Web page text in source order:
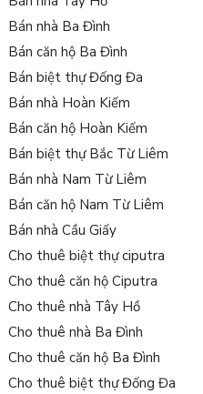
Bán nhà Ba Đình
Bán căn hộ Ba Đình
Bán biệt thự Đống Đa
Bán nhà Hoàn Kiếm
Bán căn hộ Hoàn Kiếm
Bán biệt thự Bắc Từ Liêm
Bán nhà Nam Từ Liêm
Bán căn hộ Nam Từ Liêm
Bán nhà Cầu Giấy
Cho thuê biệt thự ciputra
Cho thuê căn hộ Ciputra
Cho thuê nhà Tây Hồ
Cho thuê nhà Ba Đình
Cho thuê căn hộ Ba Đình
Cho thuê biệt thự Đống Đa